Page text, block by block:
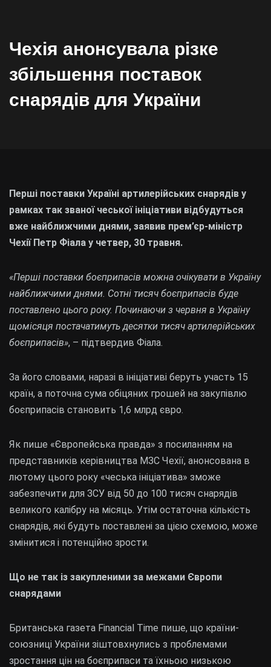
Чехія анонсувала різке
збільшення поставок
снарядів для України
Перші поставки Україні артилерійських снарядів у
рамках так званої чеської ініціативи відбудуться
вже найближчими днями, заявив прем’єр-міністр
Чехії Петр Фіала у четвер, 30 травня.
«Перші поставки боєприпасів можна очікувати в Україну
найближчими днями. Сотні тисяч боєприпасів буде
поставлено цього року. Починаючи з червня в Україну
щомісяця постачатимуть десятки тисяч артилерійських
боєприпасів», – підтвердив Фіала.
За його словами, наразі в ініціативі беруть участь 15
країн, а поточна сума обіцяних грошей на закупівлю
боєприпасів становить 1,6 млрд євро.
Як пише «Європейська правда» з посиланням на
представників керівництва МЗС Чехії, анонсована в
лютому цього року «чеська ініціатива» зможе
забезпечити для ЗСУ від 50 до 100 тисяч снарядів
великого калібру на місяць. Утім остаточна кількість
снарядів, які будуть поставлені за цією схемою, може
змінитися і потенційно зрости.
Що не так із закупленими за межами Європи
снарядами
Британська газета Financial Time пише, що країни-
союзниці України зіштовхнулись з проблемами
зростання цін на боєприпаси та їхньою низькою